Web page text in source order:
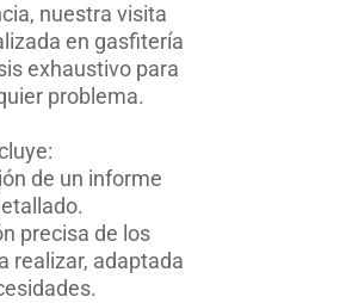
nuestra visita
en gasfitería
exhaustivo para
problema.
de un informe
precisa de los
realizar, adaptada